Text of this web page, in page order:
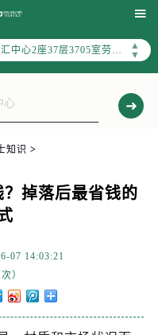

▲
▼
上海市徐汇区虹桥路3号港汇中心2座37层3705室劳力士售后服务中心（需提前预约）
知识 >
掉落后最省钱的
07 14:03:21
次）